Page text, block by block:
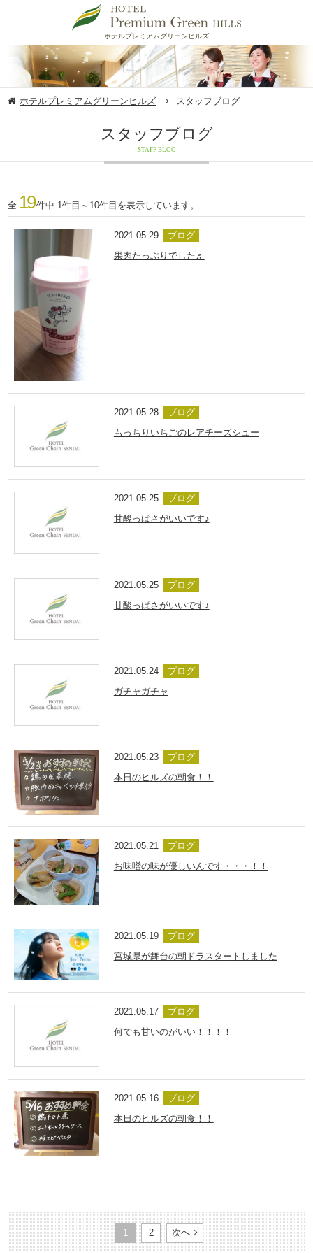
ホテルプレミアムグリーンヒルズ
ホテルプレミアムグリーンヒルズ スタッフブログ
スタッフブログ
STAFF BLOG
全 19件中 1件目～10件目を表示しています。
2021.05.29
ブログ
果肉たっぷりでした♬
2021.05.28
ブログ
もっちりいちごのレアチーズシュー
2021.05.25
ブログ
甘酸っぱさがいいです♪
2021.05.25
ブログ
甘酸っぱさがいいです♪
2021.05.24
ブログ
ガチャガチャ
2021.05.23
ブログ
本日のヒルズの朝食！！
2021.05.21
ブログ
お味噌の味が優しいんです・・・！！
2021.05.19
ブログ
宮城県が舞台の朝ドラスタートしました
2021.05.17
ブログ
何でも甘いのがいい！！！！
2021.05.16
ブログ
本日のヒルズの朝食！！
1 2 次へ